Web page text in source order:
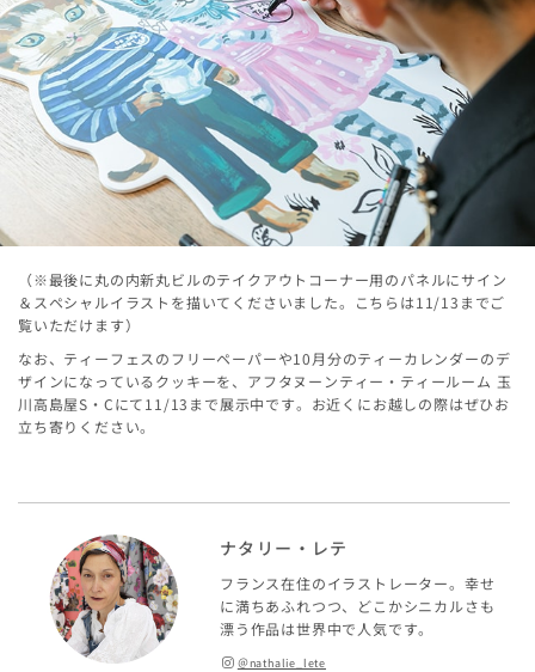
（※最後に丸の内新丸ビルのテイクアウトコーナー用のパネルにサイン
＆スペシャルイラストを描いてくださいました。こちらは11/13までご
覧いただけます）
なお、ティーフェスのフリーペーパーや10月分のティーカレンダーのデ
ザインになっているクッキーを、アフタヌーンティー・ティールーム 玉
川高島屋S・Cにて11/13まで展示中です。お近くにお越しの際はぜひお
立ち寄りください。
ナタリー・レテ
フランス在住のイラストレーター。幸せ
に満ちあふれつつ、どこかシニカルさも
漂う作品は世界中で人気です。
＠nathalie_lete